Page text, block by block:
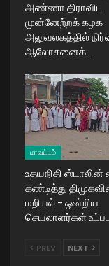
அண்ணா திராவிட
முன்னேற்றக் கழக
அலுவலகத்தில்
ஆலோசனைக்…
மாவட்டம்
உதயநிதி
கண்டித்து
மறியல் – ஒன்றிய
செயலாளர்கள்
PREV NEXT